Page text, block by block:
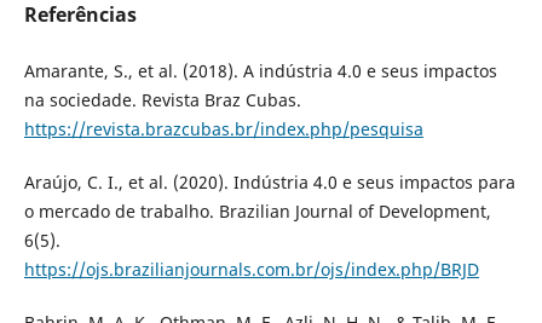
Referências
Amarante, S., et al. (2018). A indústria 4.0 e seus impactos
na sociedade. Revista Braz Cubas.
https://revista.brazcubas.br/index.php/pesquisa
Araújo, C. I., et al. (2020). Indústria 4.0 e seus impactos para
o mercado de trabalho. Brazilian Journal of Development,
6(5).
https://ojs.brazilianjournals.com.br/ojs/index.php/BRJD